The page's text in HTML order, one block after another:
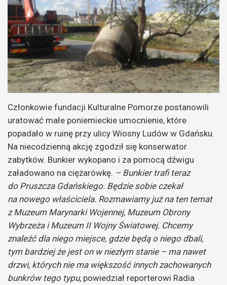
Członkowie fundacji Kulturalne Pomorze postanowili
uratować małe poniemieckie umocnienie, które
popadało w ruinę przy ulicy Wiosny Ludów w Gdańsku.
Na niecodzienną akcję zgodził się konserwator
zabytków. Bunkier wykopano i za pomocą dźwigu
załadowano na ciężarówkę. – Bunkier trafi teraz
do Pruszcza Gdańskiego. Będzie sobie czekał
na nowego właściciela. Rozmawiamy już na ten temat
z Muzeum Marynarki Wojennej, Muzeum Obrony
Wybrzeża i Muzeum II Wojny Światowej. Chcemy
znaleźć dla niego miejsce, gdzie będą o niego dbali,
tym bardziej że jest on w niezłym stanie – ma nawet
drzwi, których nie ma większość innych zachowanych
bunkrów tego typu, powiedział reporterowi Radia